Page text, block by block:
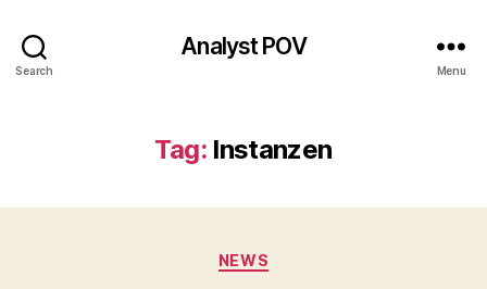
Search
Analyst POV
Menu
Tag: Instanzen
Categories
NEWS